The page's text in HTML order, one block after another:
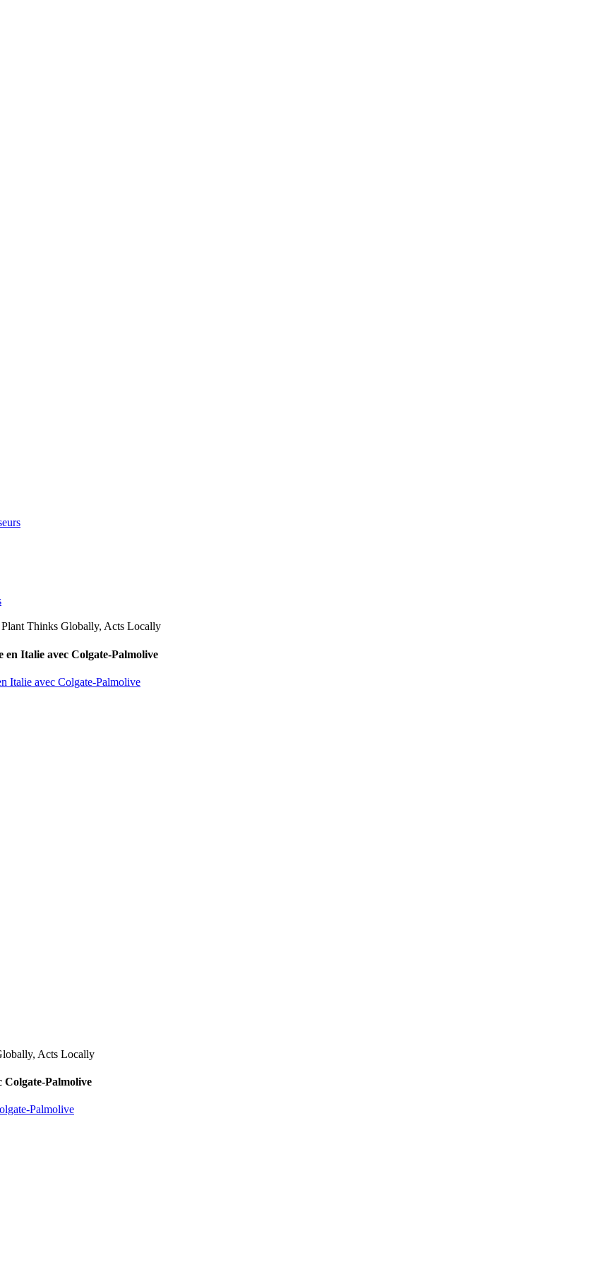
Italie avec Colgate-Palmolive
Italie avec Colgate-Palmolive
Colgate-Palmolive
Palmolive